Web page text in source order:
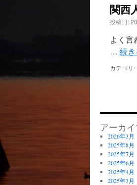
関西
投稿日:
よく言
… 続
カテゴリ
アーカ
2026年3月
2025年8月
2025年7月
2025年6月
2025年4月
2025年3月